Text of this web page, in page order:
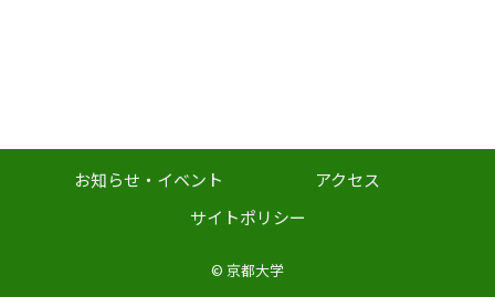
© 京都大学
お知らせ・イベント
アクセス
サイトポリシー